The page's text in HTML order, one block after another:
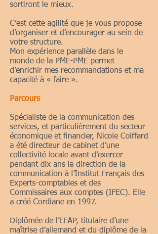
sortiront le mieux.
C’est cette agilité que je vous propose
d’organiser et d’encourager au sein de
votre structure.
Mon expérience parallèle dans le
monde de la PME-PME permet
d’enrichir mes recommandations et ma
capacité à « faire ».
Parcours
Spécialiste de la communication des
services, et particulièrement du secteur
économique et financier, Nicole Coiffard
a été directeur de cabinet d’une
collectivité locale avant d’exercer
pendant dix ans la direction de la
communication à l’Institut Français des
Experts-comptables et des
Commissaires aux comptes (IFEC). Elle
a créé Cordiane en 1997.
Diplômée de l’EFAP, titulaire d’une
maîtrise d’allemand et du diplôme de la